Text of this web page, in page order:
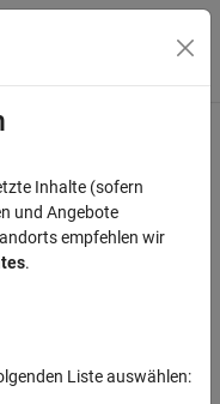
Inhalte (sofern
und Angebote
empfehlen wir
.
Liste auswählen: